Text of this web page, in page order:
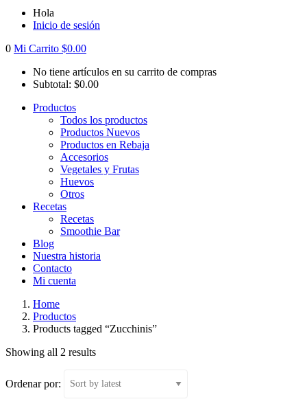
Hola
Inicio de sesión
0 Mi Carrito $0.00
No tiene artículos en su carrito de compras
Subtotal: $0.00
Productos
Todos los productos
Productos Nuevos
Productos en Rebaja
Accesorios
Vegetales y Frutas
Huevos
Otros
Recetas
Recetas
Smoothie Bar
Blog
Nuestra historia
Contacto
Mi cuenta
Home
Productos
Products tagged “Zucchinis”
Showing all 2 results
Ordenar por: